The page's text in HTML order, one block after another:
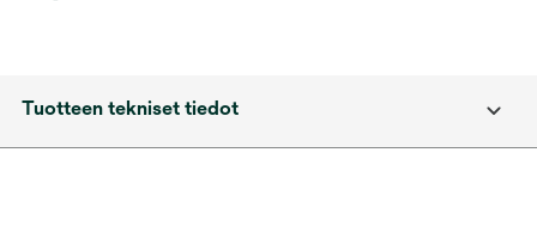
Tuotteen tekniset tiedot